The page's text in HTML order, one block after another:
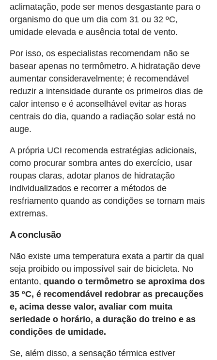
aclimatação, pode ser menos desgastante para o
organismo do que um dia com 31 ou 32 ºC,
umidade elevada e ausência total de vento.
Por isso, os especialistas recomendam não se
basear apenas no termômetro. A hidratação deve
aumentar consideravelmente; é recomendável
reduzir a intensidade durante os primeiros dias de
calor intenso e é aconselhável evitar as horas
centrais do dia, quando a radiação solar está no
auge.
A própria UCI recomenda estratégias adicionais,
como procurar sombra antes do exercício, usar
roupas claras, adotar planos de hidratação
individualizados e recorrer a métodos de
resfriamento quando as condições se tornam mais
extremas.
A conclusão
Não existe uma temperatura exata a partir da qual
seja proibido ou impossível sair de bicicleta. No
entanto, quando o termômetro se aproxima dos
35 ºC, é recomendável redobrar as precauções
e, acima desse valor, avaliar com muita
seriedade o horário, a duração do treino e as
condições de umidade.
Se, além disso, a sensação térmica estiver